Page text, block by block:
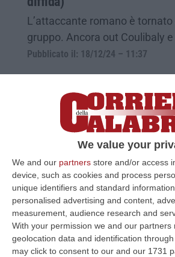
We value your
We and our partners store and/or access
device, such as cookies and process
unique identifiers and standard
personalised advertising and content,
measurement, audience research and
With your permission we and our partners
geolocation data and identification
may click to consent to our and our 1731
L’attaccante romano è
gruppo. Ancora out Coulibaly e
Pubblicato il: 18/12/24 – 11:37
Obiettivo Brescia per il
assenze sono tante